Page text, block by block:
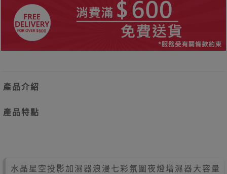
產品介紹
產品特點
水晶星空投影加濕器浪漫七彩氛圍夜燈增濕器大容量